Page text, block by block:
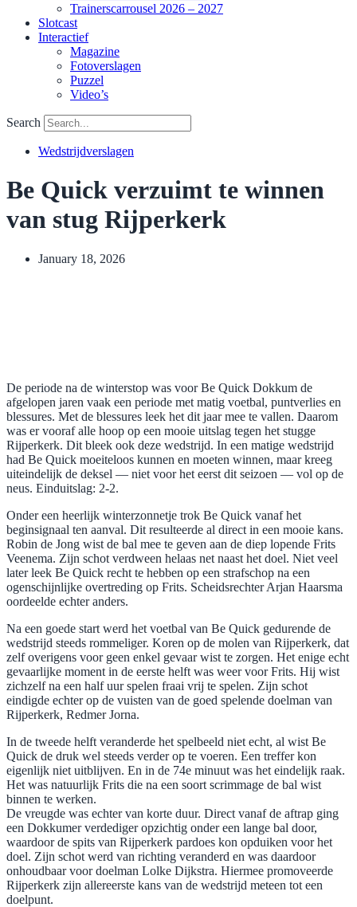
Trainerscarrousel 2026 – 2027
Slotcast
Interactief
Magazine
Fotoverslagen
Puzzel
Video’s
Search
Wedstrijdverslagen
Be Quick verzuimt te winnen
van stug Rijperkerk
January 18, 2026
De periode na de winterstop was voor Be Quick Dokkum de
afgelopen jaren vaak een periode met matig voetbal, puntverlies en
blessures. Met de blessures leek het dit jaar mee te vallen. Daarom
was er vooraf alle hoop op een mooie uitslag tegen het stugge
Rijperkerk. Dit bleek ook deze wedstrijd. In een matige wedstrijd
had Be Quick moeiteloos kunnen en moeten winnen, maar kreeg
uiteindelijk de deksel — niet voor het eerst dit seizoen — vol op de
neus. Einduitslag: 2-2.
Onder een heerlijk winterzonnetje trok Be Quick vanaf het
beginsignaal ten aanval. Dit resulteerde al direct in een mooie kans.
Robin de Jong wist de bal mee te geven aan de diep lopende Frits
Veenema. Zijn schot verdween helaas net naast het doel. Niet veel
later leek Be Quick recht te hebben op een strafschop na een
ogenschijnlijke overtreding op Frits. Scheidsrechter Arjan Haarsma
oordeelde echter anders.
Na een goede start werd het voetbal van Be Quick gedurende de
wedstrijd steeds rommeliger. Koren op de molen van Rijperkerk, dat
zelf overigens voor geen enkel gevaar wist te zorgen. Het enige echt
gevaarlijke moment in de eerste helft was weer voor Frits. Hij wist
zichzelf na een half uur spelen fraai vrij te spelen. Zijn schot
eindigde echter op de vuisten van de goed spelende doelman van
Rijperkerk, Redmer Jorna.
In de tweede helft veranderde het spelbeeld niet echt, al wist Be
Quick de druk wel steeds verder op te voeren. Een treffer kon
eigenlijk niet uitblijven. En in de 74e minuut was het eindelijk raak.
Het was natuurlijk Frits die na een soort scrimmage de bal wist
binnen te werken.
De vreugde was echter van korte duur. Direct vanaf de aftrap ging
een Dokkumer verdediger opzichtig onder een lange bal door,
waardoor de spits van Rijperkerk pardoes kon opduiken voor het
doel. Zijn schot werd van richting veranderd en was daardoor
onhoudbaar voor doelman Lolke Dijkstra. Hiermee promoveerde
Rijperkerk zijn allereerste kans van de wedstrijd meteen tot een
doelpunt.